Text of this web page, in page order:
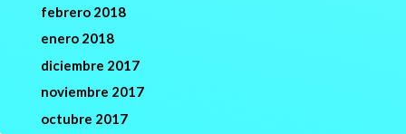
febrero 2018
enero 2018
diciembre 2017
noviembre 2017
octubre 2017